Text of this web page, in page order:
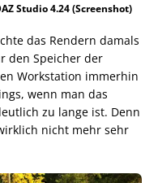
Studio 4.24 (Screenshot)
das Rendern damals
den Speicher der
Workstation immerhin
wenn man das
zu lange ist. Denn
nicht mehr sehr